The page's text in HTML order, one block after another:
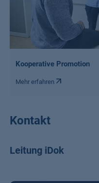
Kooperative Promotion
Mehr erfahren
Kontakt
Leitung iDok